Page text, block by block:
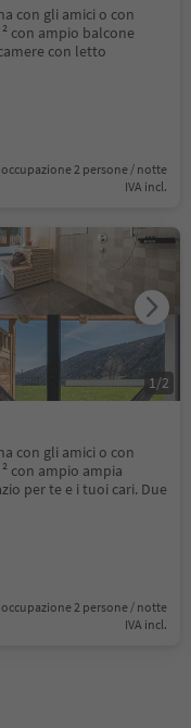
con gli amici o con
con ampio balcone
con letto
2 persone / notte
IVA incl.
con gli amici o con
con ampio ampia
per te e i tuoi cari. Due
2 persone / notte
IVA incl.
1/2